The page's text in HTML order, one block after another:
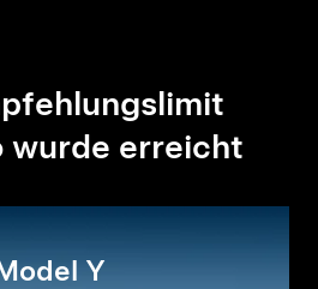
wurde erreicht
Y